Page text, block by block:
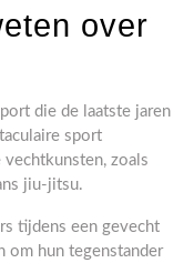
over
die de laatste jaren
sport
zoals
jiu-jitsu.
tijdens een gevecht
om hun tegenstander